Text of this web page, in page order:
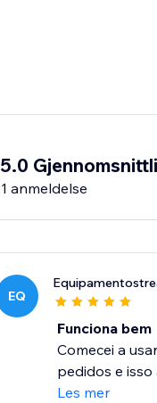
5.0
1 anmeldelse
EQ
Funciona bem
Comecei a
pedidos e
Les mer